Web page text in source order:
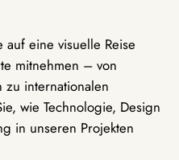
auf eine visuelle Reise
mitnehmen – von
internationalen
wie Technologie, Design
in unseren Projekten